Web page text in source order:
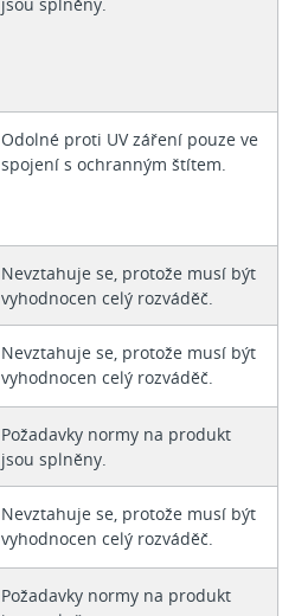
Odolné proti UV záření pouze ve
spojení s ochranným štítem.
Nevztahuje se, protože musí být
vyhodnocen celý rozváděč.
Nevztahuje se, protože musí být
vyhodnocen celý rozváděč.
Požadavky normy na produkt
jsou splněny.
Nevztahuje se, protože musí být
vyhodnocen celý rozváděč.
Požadavky normy na produkt